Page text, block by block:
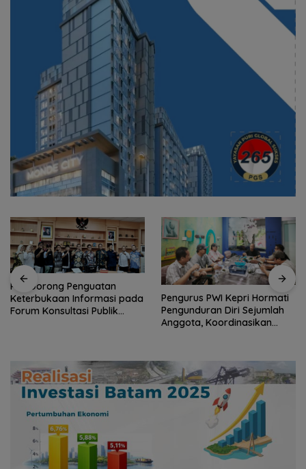
Pengurus PWI Kepri Hormati
Pengunduran Diri Sejumlah
Perwara Indonesia Perkuat
Sinergi dengan DPRD dan
Pemko Batam, Siap
Berkontribusi untuk
Pembangunan Daerah